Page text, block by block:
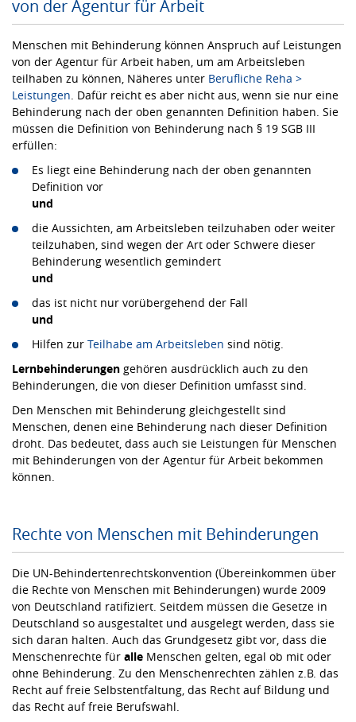
von der Agentur für Arbeit
Menschen mit Behinderung können Anspruch auf Leistungen
von der Agentur für Arbeit haben, um am Arbeitsleben
teilhaben zu können, Näheres unter Berufliche Reha >
Leistungen . Dafür reicht es aber nicht aus, wenn sie nur eine
Behinderung nach der oben genannten Definition haben. Sie
müssen die Definition von Behinderung nach § 19 SGB III
erfüllen:
Es liegt eine Behinderung nach der oben genannten
Definition vor
und
die Aussichten, am Arbeitsleben teilzuhaben oder weiter
teilzuhaben, sind wegen der Art oder Schwere dieser
Behinderung wesentlich gemindert
und
das ist nicht nur vorübergehend der Fall
und
Hilfen zur Teilhabe am Arbeitsleben sind nötig.
Lernbehinderungen gehören ausdrücklich auch zu den
Behinderungen, die von dieser Definition umfasst sind.
Den Menschen mit Behinderung gleichgestellt sind
Menschen, denen eine Behinderung nach dieser Definition
droht. Das bedeutet, dass auch sie Leistungen für Menschen
mit Behinderungen von der Agentur für Arbeit bekommen
können.
Rechte von Menschen mit Behinderungen
Die UN-Behindertenrechtskonvention (Übereinkommen über
die Rechte von Menschen mit Behinderungen) wurde 2009
von Deutschland ratifiziert. Seitdem müssen die Gesetze in
Deutschland so ausgestaltet und ausgelegt werden, dass sie
sich daran halten. Auch das Grundgesetz gibt vor, dass die
Menschenrechte für alle Menschen gelten, egal ob mit oder
ohne Behinderung. Zu den Menschenrechten zählen z.B. das
Recht auf freie Selbstentfaltung, das Recht auf Bildung und
das Recht auf freie Berufswahl.